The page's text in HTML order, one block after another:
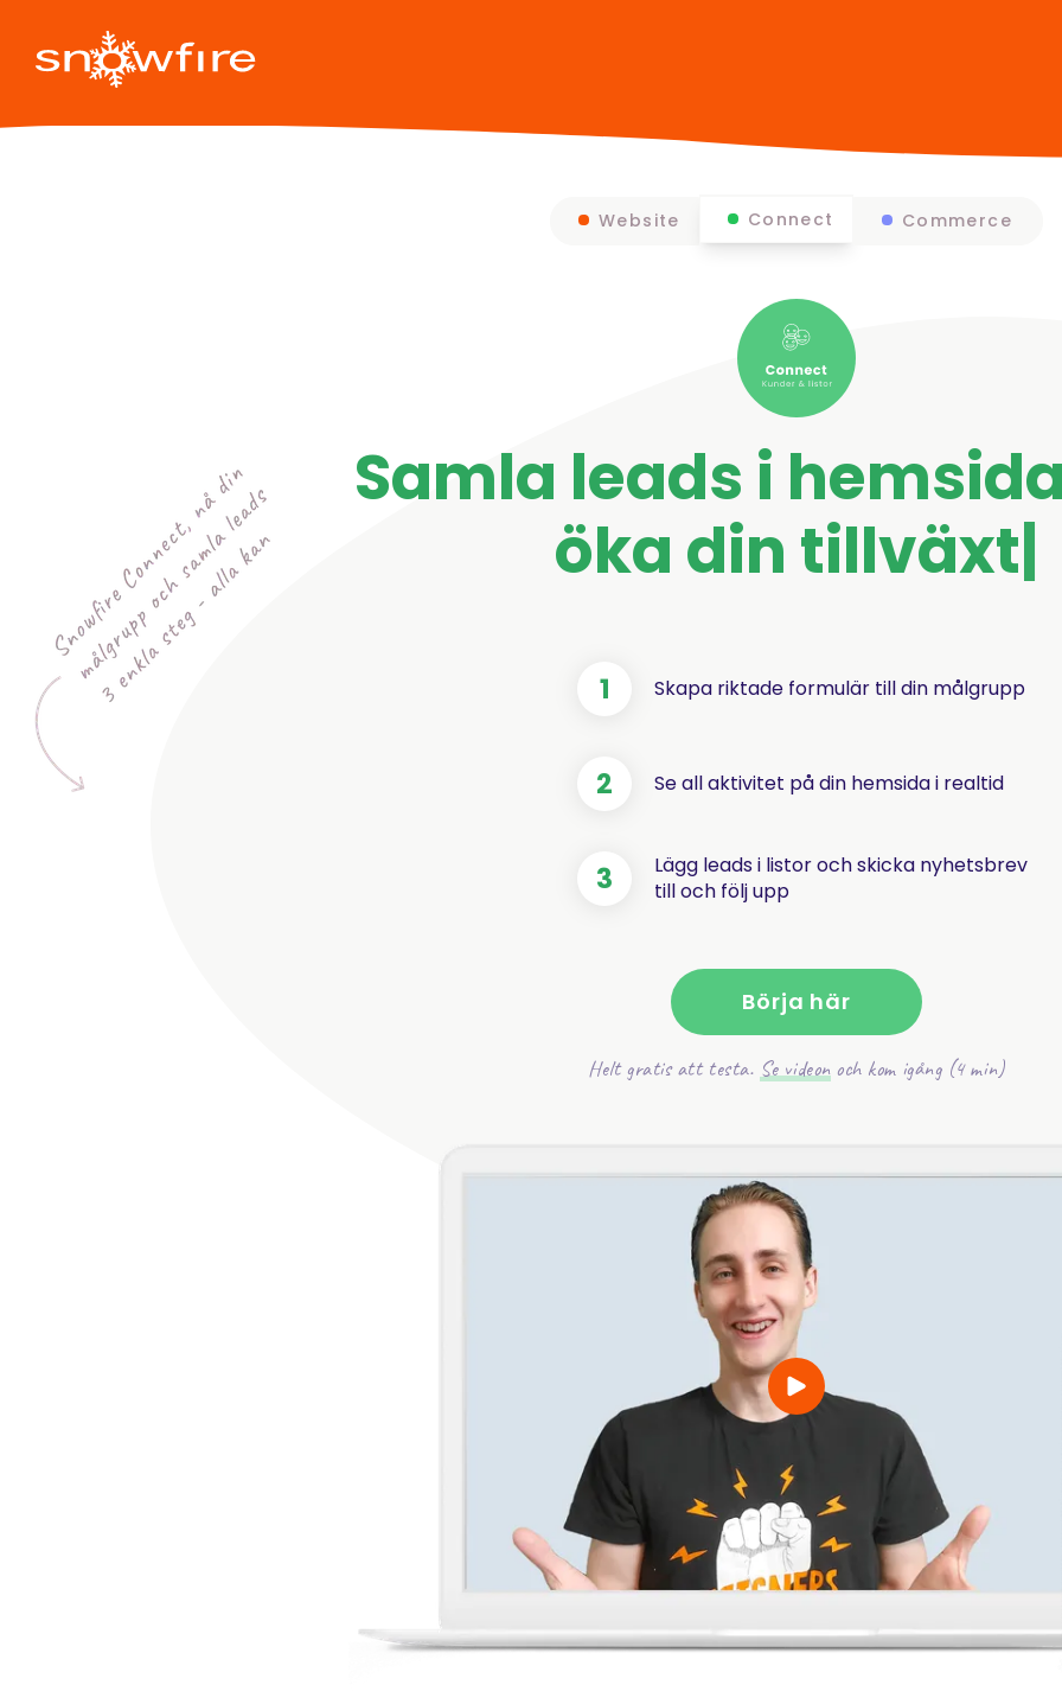
Website Connect Commerce
Samla leads i
skapa list|
Skapa riktade formulär till din målgrupp
Se all aktivitet på din hemsida i realtid
Lägg leads i listor och skicka nyhetsbrev
till och följ upp
Börja här
Helt gratis att testa. Se videonoch kom igång (4 min)